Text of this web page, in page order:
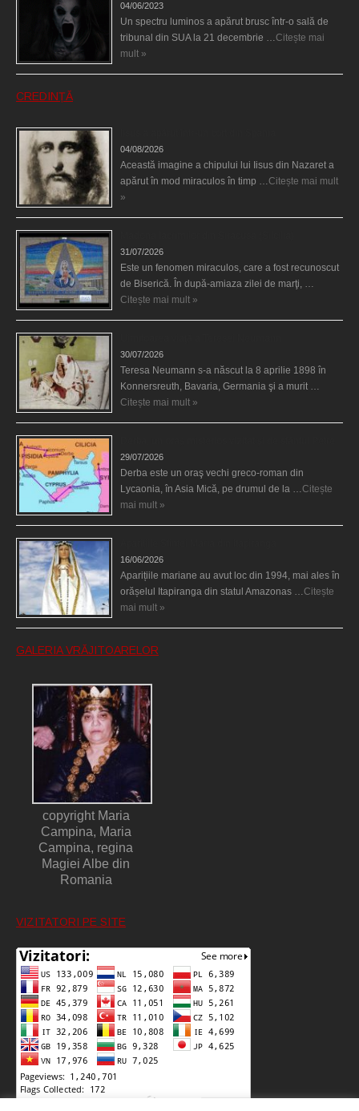
04/06/2023
Un spectru luminos a apărut brusc într-o sală de
tribunal din SUA la 21 decembrie …Citește mai
mult »
CREDINȚĂ
04/08/2026
Această imagine a chipului lui Iisus din Nazaret a
apărut în mod miraculos în timp …Citește mai mult
»
31/07/2026
Este un fenomen miraculos, care a fost recunoscut
de Biserică. În după-amiaza zilei de marţi, …
Citește mai mult »
30/07/2026
Teresa Neumann s-a născut la 8 aprilie 1898 în
Konnersreuth, Bavaria, Germania şi a murit …
Citește mai mult »
29/07/2026
Derba este un oraş vechi greco-roman din
Lycaonia, în Asia Mică, pe drumul de la …Citește
mai mult »
16/06/2026
Aparițiile mariane au avut loc din 1994, mai ales în
orășelul Itapiranga din statul Amazonas …Citește
mai mult »
GALERIA VRĂJITOARELOR
copyright Maria
Campina, Maria
Campina, regina
Magiei Albe din
Romania
VIZITATORI PE SITE